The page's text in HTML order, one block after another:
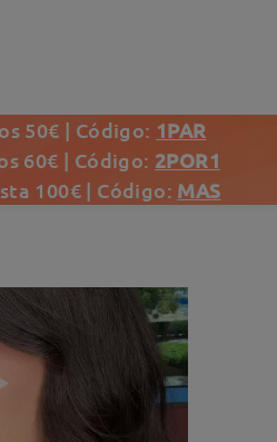
50€ | Código: 1PAR
60€ | Código: 2POR1
100€ | Código: MAS